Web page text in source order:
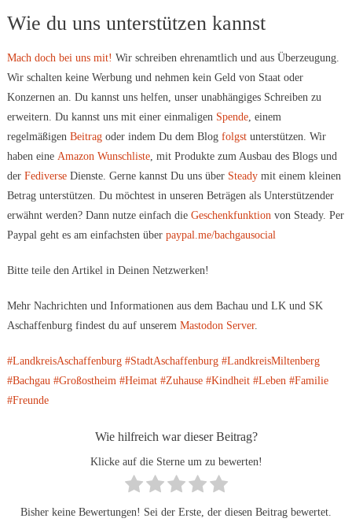
Wie du uns unterstützen kannst
Mach doch bei uns mit! Wir schreiben ehrenamtlich und aus Überzeugung.
Wir schalten keine Werbung und nehmen kein Geld von Staat oder
Konzernen an. Du kannst uns helfen, unser unabhängiges Schreiben zu
erweitern. Du kannst uns mit einer einmaligen Spende, einem
regelmäßigen Beitragoder indem Du dem Blog folgstunterstützen. Wir
haben eine Amazon Wunschliste, mit Produkte zum Ausbau des Blogs und
der FediverseDienste. Gerne kannst Du uns über Steady mit einem kleinen
Betrag unterstützen. Du möchtest in unseren Beträgen als Unterstützender
erwähnt werden? Dann nutze einfach die Geschenkfunktionvon Steady. Per
Paypal geht es am einfachsten über paypal.me/bachgausocial
Bitte teile den Artikel in Deinen Netzwerken!
Mehr Nachrichten und Informationen aus dem Bachau und LK und SK
Aschaffenburg findest du auf unserem Mastodon Server.
#LandkreisAschaffenburg #StadtAschaffenburg #LandkreisMiltenberg
#Bachgau #Großostheim #Heimat #Zuhause #Kindheit #Leben #Familie
#Freunde
Wie hilfreich war dieser Beitrag?
Klicke auf die Sterne um zu bewerten!
Bisher keine Bewertungen! Sei der Erste, der diesen Beitrag bewertet.